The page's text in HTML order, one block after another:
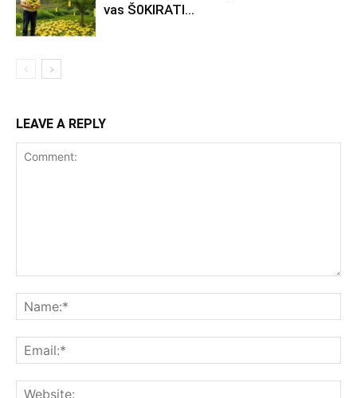
vas Š0KlRATl…
LEAVE A REPLY